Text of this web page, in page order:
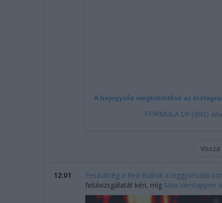
A bejegyzés megtekintése az
FORMULA 1® (@f1)
12:01 Feszültség a Red Bullnál a leggyorsabb
felülvizsgálatát kéri, míg Max Verstappen